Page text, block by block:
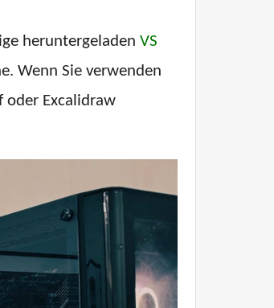
heruntergeladen VS
Wenn Sie verwenden
oder Excalidraw